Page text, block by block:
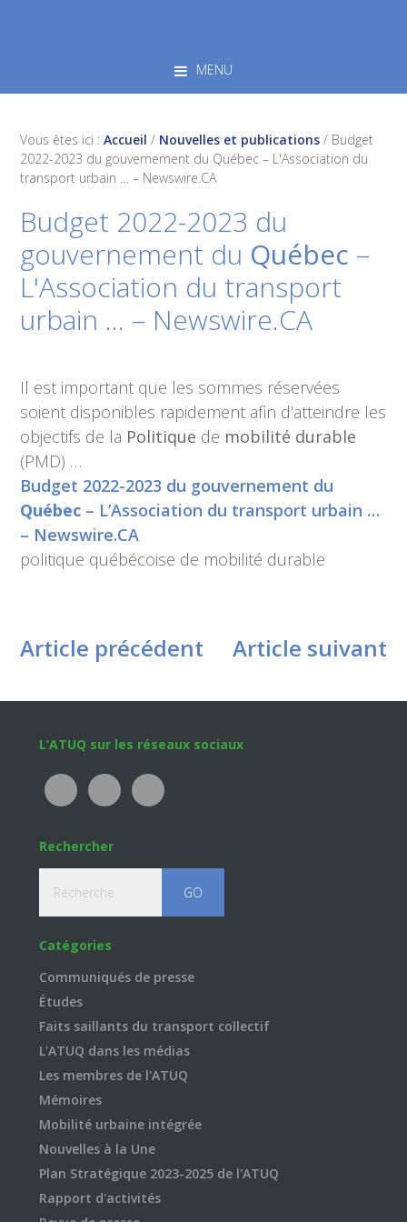
MENU
Vous êtes ici :Accueil / Nouvelles et publications / Budget
2022-2023 du gouvernement du Québec – L'Association du
transport urbain … – Newswire.CA
Budget 2022-2023 du
gouvernement du Québec –
L'Association du transport
urbain … – Newswire.CA
Il est important que les sommes réservées
soient disponibles rapidement afin d’atteindre les
objectifs de la Politique de mobilité durable
(PMD) …
Budget 2022-2023 du gouvernement du
Québec – L’Association du transport urbain …
– Newswire.CA
politique québécoise de mobilité durable
Article précédent Article suivant
Footer
L’ATUQ sur les réseaux sociaux
Rechercher
Catégories
Communiqués de presse
Études
Faits saillants du transport collectif
L'ATUQ dans les médias
Les membres de l'ATUQ
Mémoires
Mobilité urbaine intégrée
Nouvelles à la Une
Plan Stratégique 2023-2025 de l'ATUQ
Rapport d'activités